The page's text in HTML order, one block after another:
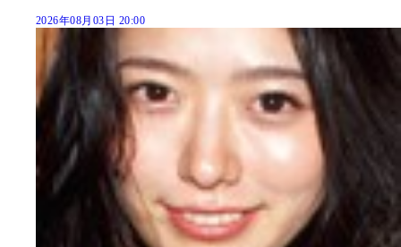
2026年08月03日 20:00